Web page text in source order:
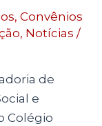
,Convênios
, Notícias /
de
e
Colégio